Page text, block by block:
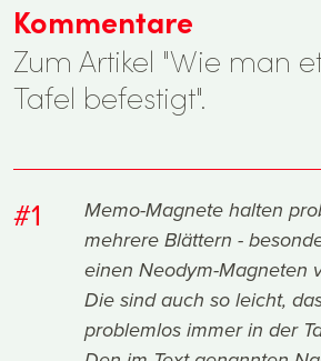
Kommentare
Zum Artikel "Wie man
Tafel befestigt".
#1
Memo-Magnete halten
mehrere Blättern -
einen Neodym-Magneten
Die sind auch so leicht,
problemlos immer in der